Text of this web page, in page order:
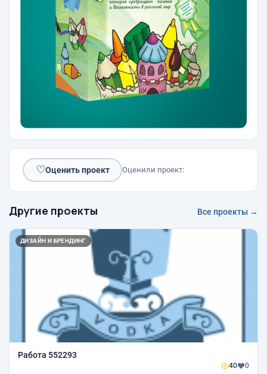
♡Оценить проект Оценили проект:
Другие проекты Все проекты →
ДИЗАЙН И БРЕНДИНГ
Работа 552293
40 0